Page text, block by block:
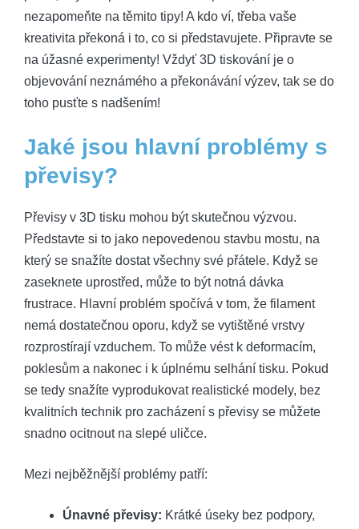
nezapomeňte na těmito tipy! A kdo ví, třeba vaše
kreativita překoná i to, co si představujete. Připravte se
na úžasné experimenty! Vždyť 3D tiskování je o
objevování neznámého a překonávání výzev, tak se do
toho pusťte s nadšením!
Jaké jsou hlavní problémy s
převisy?
Převisy v 3D tisku mohou být skutečnou výzvou.
Představte si to jako nepovedenou stavbu mostu, na
který se snažíte dostat všechny své přátele. Když se
zaseknete uprostřed, může to být notná dávka
frustrace. Hlavní problém spočívá v tom, že filament
nemá dostatečnou oporu, když se vytištěné vrstvy
rozprostírají vzduchem. To může vést k deformacím,
poklesům a nakonec i k úplnému selhání tisku. Pokud
se tedy snažíte vyprodukovat realistické modely, bez
kvalitních technik pro zacházení s převisy se můžete
snadno ocitnout na slepé uličce.
Mezi nejběžnější problémy patří:
Únavné převisy: Krátké úseky bez podpory,